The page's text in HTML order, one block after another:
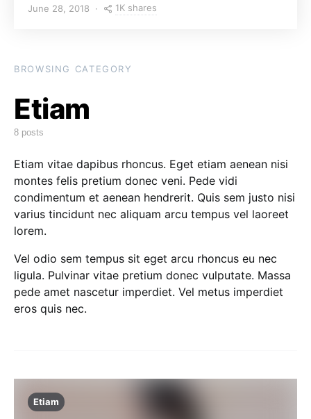
June 28, 2018 1K shares
BROWSING CATEGORY
Etiam
8 posts
Etiam vitae dapibus rhoncus. Eget etiam aenean nisi
montes felis pretium donec veni. Pede vidi
condimentum et aenean hendrerit. Quis sem justo nisi
varius tincidunt nec aliquam arcu tempus vel laoreet
lorem.
Vel odio sem tempus sit eget arcu rhoncus eu nec
ligula. Pulvinar vitae pretium donec vulputate. Massa
pede amet nascetur imperdiet. Vel metus imperdiet
eros quis nec.
Etiam